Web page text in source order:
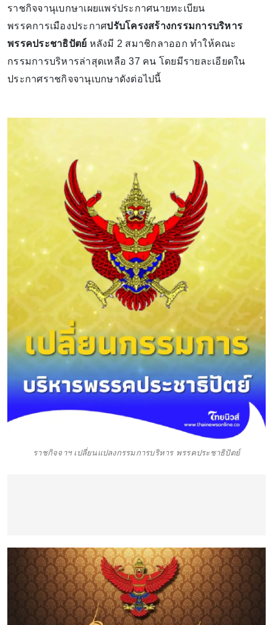
ราชกิจจานุเบกษาเผยแพร่ประกาศนายทะเบียน
พรรคการเมืองประกาศปรับโครงสร้างกรรมการบริหาร
พรรคประชาธิปัตย์ หลังมี 2 สมาชิกลาออก ทำให้คณะ
กรรมการบริหารล่าสุดเหลือ 37 คน โดยมีรายละเอียดใน
ประกาศราชกิจจานุเบกษาดังต่อไปนี้
ราชกิจจาฯ เปลี่ยนแปลงกรรมการบริหาร พรรคประชาธิปัตย์